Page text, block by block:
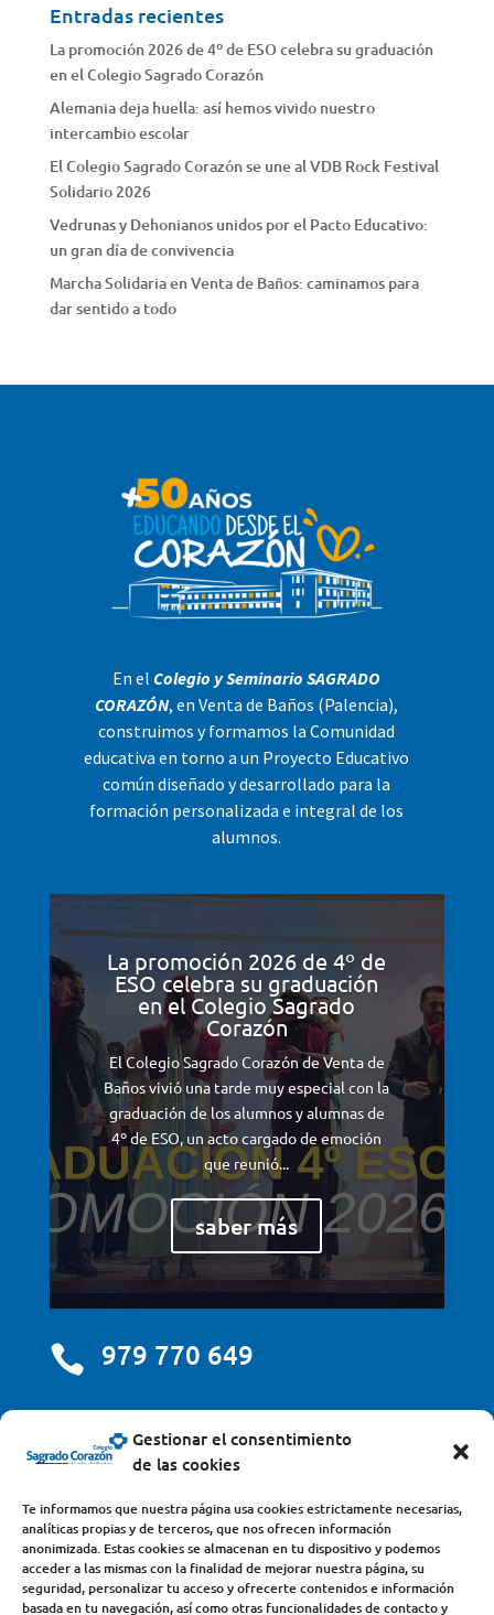
Gestionar el consentimiento
de las cookies
Te informamos que nuestra página usa cookies estrictamente necesarias,
analíticas propias y de terceros, que nos ofrecen información
anonimizada. Estas cookies se almacenan en tu dispositivo y podemos
acceder a las mismas con la finalidad de mejorar nuestra página, su
seguridad, personalizar tu acceso y ofrecerte contenidos e información
basada en tu navegación, así como otras funcionalidades de contacto y
Entradas recientes
La promoción 2026 de 4º de ESO celebra su graduación
en el Colegio Sagrado Corazón
Alemania deja huella: así hemos vivido nuestro
intercambio escolar
El Colegio Sagrado Corazón se une al VDB Rock Festival
Solidario 2026
Vedrunas y Dehonianos unidos por el Pacto Educativo:
un gran día de convivencia
Marcha Solidaria en Venta de Baños: caminamos para
dar sentido a todo
En el Colegio y Seminario SAGRADO
CORAZÓN, en Venta de Baños (Palencia),
construimos y formamos la Comunidad
educativa en torno a un Proyecto Educativo
común diseñado y desarrollado para la
formación personalizada e integral de los
alumnos.
La promoción 2026 de 4º de
ESO celebra su graduación
en el Colegio Sagrado
Corazón
El Colegio Sagrado Corazón de Venta de
Baños vivió una tarde muy especial con la
graduación de los alumnos y alumnas de
4º de ESO, un acto cargado de emoción
que reunió...
saber más
 979 770 649
centro@scjdehon.com
Colegio y Seminario Sagrado Corazón
Avda. Castilla y León, s/n – 34200 – Venta de Baños
(Palencia) – Teléfono 979770649